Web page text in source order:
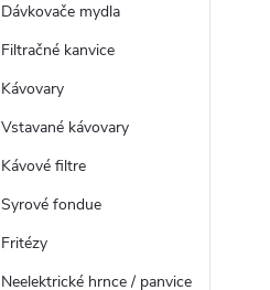
Dávkovače mydla
Filtračné kanvice
Kávovary
Vstavané kávovary
Kávové filtre
Syrové fondue
Fritézy
Neelektrické hrnce / panvice